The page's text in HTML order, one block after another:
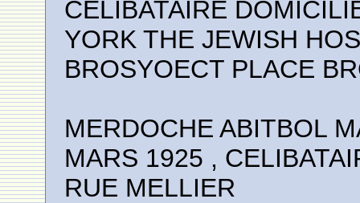
CELIBATAIRE
YORK THE JEWISH
BROSYOECT PLACE
MERDOCHE ABITBOL
MARS 1925 ,
RUE MELLIER